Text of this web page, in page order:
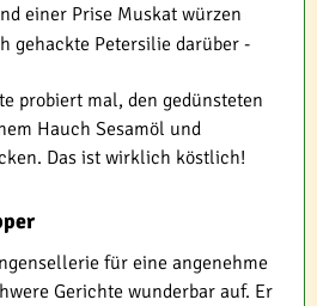
einer Prise Muskat würzen
gehackte Petersilie darüber -
probiert mal, den gedünsteten
Hauch Sesamöl und
Das ist wirklich köstlich!
für eine angenehme
Gerichte wunderbar auf. Er